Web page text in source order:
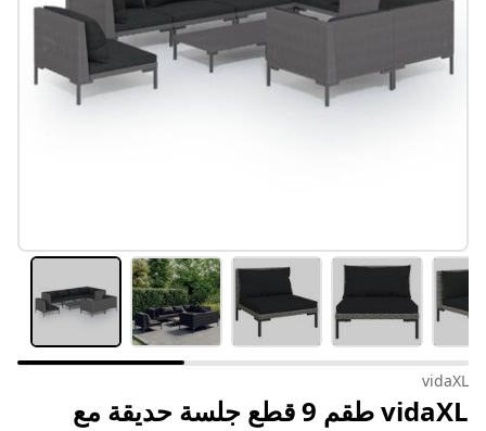
vidaXL
vidaXL طقم 9 قطع جلسة حديقة مع